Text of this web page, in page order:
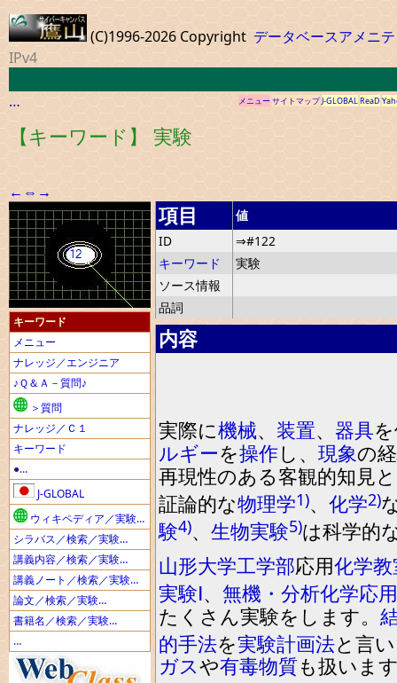
(C)1996-2026 Copyright データベースアメニ
IPv4
… メニューサイトマップJ-GLOBALReaD
【キーワード】 実験
← ⇔ →
キーワード
メニュー
ナレッジ／エンジニア
♪Ｑ＆Ａ－質問♪
＞質問
ナレッジ／Ｃ１
キーワード
●…
J-GLOBAL
ウィキペディア／実験…
シラバス／検索／実験…
講義内容／検索／実験…
講義ノート／検索／実験…
論文／検索／実験…
書籍名／検索／実験…
…
項目
値
ID
⇒#122
キーワード
実験
ソース情報
品詞
内容
実際に機械、 装置、 器具を
ルギーを操作し 、 現象の
再現性のある客観的知見
証論的な物理学1)、 化学2)
験4)、 生物実験5)は科学的
山形大学工学部応用化学
実験Ⅰ、 無機・分析化学応
たくさん実験を します。
的手法を実験計画法と 言
ガスや有毒物質も扱いま